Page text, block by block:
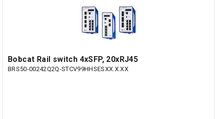
Bobcat Rail switch 4xSFP, 20xRJ45
BRS50-00242Q2Q-STCV99HHSESXX.X.XX